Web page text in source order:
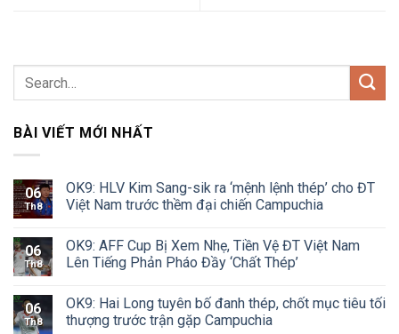
BÀI VIẾT MỚI NHẤT
06
Th8
OK9: HLV Kim Sang-sik ra ‘mệnh lệnh thép’ cho ĐT
Việt Nam trước thềm đại chiến Campuchia
06
Th8
OK9: AFF Cup Bị Xem Nhẹ, Tiền Vệ ĐT Việt Nam
Lên Tiếng Phản Pháo Đầy ‘Chất Thép’
06
Th8
OK9: Hai Long tuyên bố đanh thép, chốt mục tiêu tối
thượng trước trận gặp Campuchia